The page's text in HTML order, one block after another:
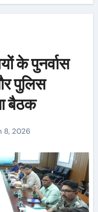
के पुनर्वास
पुलिस
बैठक
8, 2026